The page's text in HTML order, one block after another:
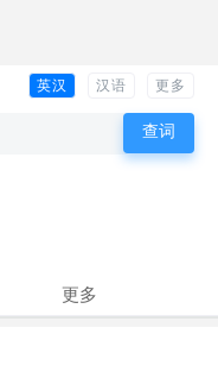
英汉 汉语 更多
更多